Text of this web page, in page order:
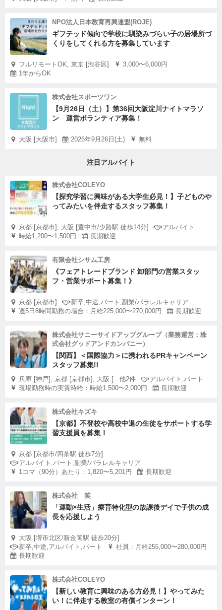
録する作業も欠かすことができません。
色、模様、形、手触り、硬さ、割れ方・・・
最初は漠然とひとまとめにしてしまっていた「石ころ」も
それぞれに違った特徴が見えてきます。
の。
ゴーグルと軍手を着用し、ハンマーで石を割る姿はまるで
小さな研究者のようです。
絵本や資料を読み込むなかで、石の成り立ちに関する謎が
一つまた一つ明らかになっていくのはワクワクドキドキす
る時間です。
こうして知識と体験がつながることで、長い年月をかけた
大地のメカニズムが見えてくるのを実感します。
テーマプロジェクトの総仕上げは「石ころ新聞」と「石の
標本箱」の製作です。
自分の一番のお気に入りの石について、これまでの実験や
観察で学んできたことを新聞形式にまとめていきます。
て同じものはありません。
テーマプロジェクトの最後を締めくくる発表会には、他の
クラスの生徒や保護者の方々が毎回十数名程度参加してく
ださっています。
れますが、その様子を皆さん温かく見守ってくださってい
るのが印象的です。
石に関する知識もさることながら、何よりも生き生きと
「石ころ」について語る子どもたちの姿はとても立派です
◎活動の事例（まいぷろクラス：個人探究（自由研究））
過去の個人探究（自由研究）の事例の一部をご紹介しま
す。
NPO法人日本教育再興連盟(ROJE)
ギフテッド傾向で学校に馴染みづらい子の居場所づ
くりをしてくれる方を募集しています
フルリモートOK, 東京 [渋谷区]
3,000〜6,000円
1年からOK
株式会社スポーツワン
【9月26日（土）】第36回大阪淀川ナイトマラソ
ン 運営ボランティア募集！
大阪 [大阪市] 2026年9月26日(土) 無料
注目アルバイト
株式会社COLEYO
【探究学習に興味がある大学生必見！】子どものや
ってみたいを伴走するスタッフ募集！
京都 [京都市], 大阪 [豊中市/少路駅 徒歩14分]
アルバイト
時給1,200〜1,500円
長期歓迎
有限会社シサム工房
《フェアトレードブランド 卸部門の営業スタッ
フ・営業サポート募集！》
京都 [京都市]
新卒,中途,パート,副業/パラレルキャリア
週5日8時間勤務の場合：月給225,000〜270,000円
長期歓迎
株式会社サニーサイドアップグループ（業務運営：株
式会社グッドアンドカンパニー）
【関西】＜国際協力＞に携われるPRキャンペーン
スタッフ募集!!
兵庫 [神戸], 京都 [京都市], 大阪 [...他2件
アルバイト,パート
現場勤務時の実質時給：時給1,500〜2,000円
長期歓迎
株式会社キズキ
【京都】不登校や高校中退の生徒をサポートする学
習支援員を募集！
京都 [京都市/四条駅 徒歩7分]
アルバイト,パート,副業/パラレルキャリア
1コマ（90分）あたり：1,820〜5,201円
長期歓迎
株式会社 笑
「運動×生活」療育特化型の放課後デイで子供の成
長を応援しよう
大阪 [堺市北区/新金岡駅 徒歩20分]
新卒,中途,アルバイト,パート
社員：月給255,000〜280,000円
長期歓迎
株式会社COLEYO
【新しい教育に興味のある方必見！】やってみた
い！に伴走する教室の有償インターン！